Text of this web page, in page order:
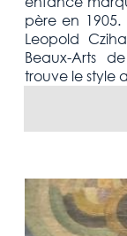
père en
Leopold
Beaux-Arts
trouve le style